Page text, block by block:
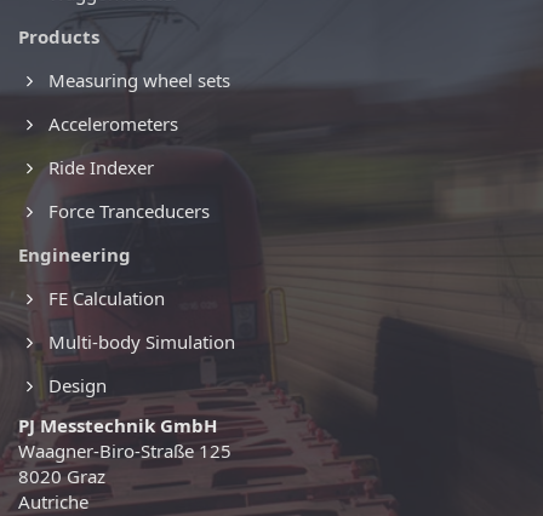
Products
Measuring wheel sets
Accelerometers
Ride Indexer
Force Tranceducers
Engineering
FE Calculation
Multi-body Simulation
Design
PJ Messtechnik GmbH
Waagner-Biro-Straße 125
8020 Graz
Autriche